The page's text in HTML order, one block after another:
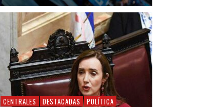
CENTRALES DESTACADAS POLÍTICA